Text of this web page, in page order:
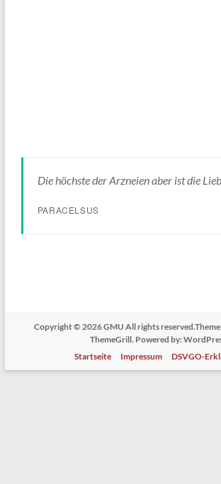
Die höchste der Arzneien aber ist die
PARACELSUS
Copyright © 2026GMU All rights
ThemeGrill. Powered by:
Startseite
Impressum DSVGO-